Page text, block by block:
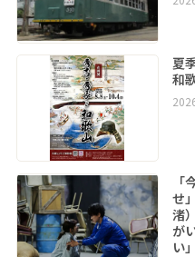
夏
和
せ
渚
が
い」